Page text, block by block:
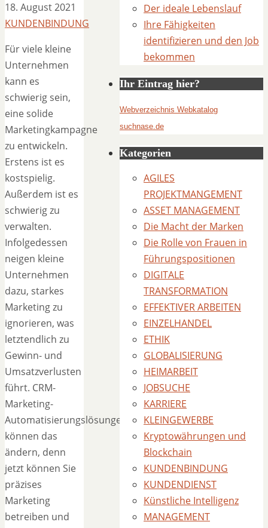
18. August 2021
KUNDENBINDUNG
Für viele kleine
Unternehmen
kann es
schwierig sein,
eine solide
Marketingkampagne
zu entwickeln.
Erstens ist es
kostspielig.
Außerdem ist es
schwierig zu
verwalten.
Infolgedessen
neigen kleine
Unternehmen
dazu, starkes
Marketing zu
ignorieren, was
letztendlich zu
Gewinn- und
Umsatzverlusten
führt. CRM-
Marketing-
Automatisierungslösungen
können das
ändern, denn
jetzt können Sie
präzises
Marketing
betreiben und
Der ideale Lebenslauf
Ihre Fähigkeiten
identifizieren und den Job
bekommen
Ihr Eintrag hier?
Webverzeichnis Webkatalog
suchnase.de
Kategorien
AGILES
PROJEKTMANGEMENT
ASSET MANAGEMENT
Die Macht der Marken
Die Rolle von Frauen in
Führungspositionen
DIGITALE
TRANSFORMATION
EFFEKTIVER ARBEITEN
EINZELHANDEL
ETHIK
GLOBALISIERUNG
HEIMARBEIT
JOBSUCHE
KARRIERE
KLEINGEWERBE
Kryptowährungen und
Blockchain
KUNDENBINDUNG
KUNDENDIENST
Künstliche Intelligenz
MANAGEMENT